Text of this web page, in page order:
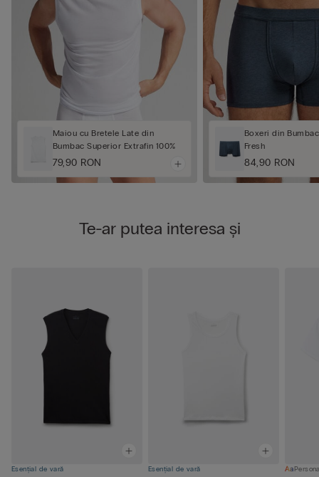
Maiou cu Bretele Late din
Bumbac Superior Extrafin 100%
79,90 RON
Boxeri din
Fresh
84,90 RON
Te-ar putea interesa și
Esențial de vară Esențial de vară